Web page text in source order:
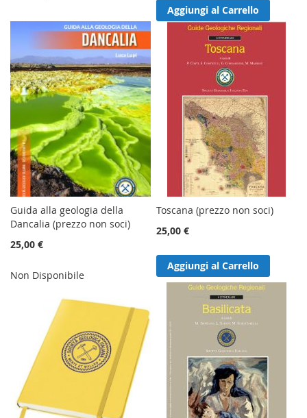
Aggiungi al Carrello
Guida alla geologia della
Dancalia (prezzo non soci)
25,00 €
Non Disponibile
Toscana (prezzo non soci)
25,00 €
Aggiungi al Carrello